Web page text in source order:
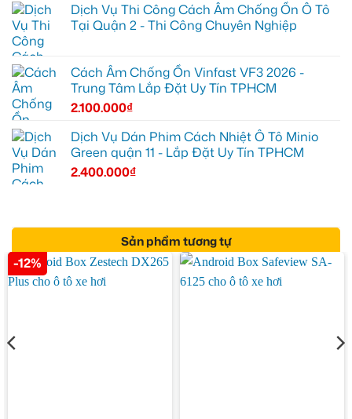
Dịch Vụ Thi Công Cách Âm Chống Ồn Ô Tô
Tại Quận 2 - Thi Công Chuyên Nghiệp
Cách Âm Chống Ồn Vinfast VF3 2026 -
Trung Tâm Lắp Đặt Uy Tín TPHCM
2.100.000₫
Dịch Vụ Dán Phim Cách Nhiệt Ô Tô Minio
Green quận 11 - Lắp Đặt Uy Tín TPHCM
2.400.000₫
Sản phẩm tương tự
-12%